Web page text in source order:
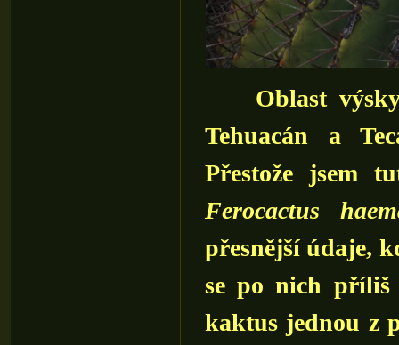
Oblast
Tehuacán a
Přestože jsem
Ferocactus
přesnější údaje,
se po nich příliš
kaktus jednou z